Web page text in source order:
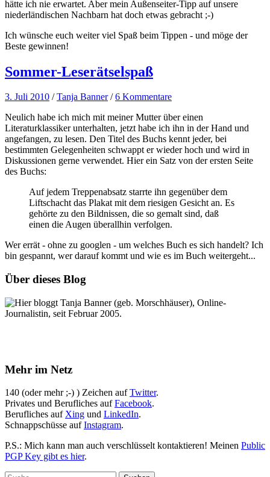
hätte ich nie erwartet. Aber mein Außenseiter-Tipp auf unsere
niederländischen Nachbarn hat doch etwas gebracht ;-)
Ich wünsche euch weiter viel Spaß beim Tippen - und möge der
Beste gewinnen!
Sommer-Leserätselspaß
3. Juli 2010 /Tanja Banner /6 Kommentare
Neulich habe ich mich mit meiner Mutter über einen
Literaturklassiker unterhalten, jetzt habe ich ihn in der Hand und
angefangen, zu lesen. Den Titel des Buchs kennt jeder, bei
bestimmten Gelegenheiten schwappt er wieder hoch und wird in
Diskussionen gerne verwendet. Hier ein Satz von der ersten Seite
des Buchs:
Auf jedem Treppenabsatz starrte ihn gegenüber dem
Liftschacht das Plakat mit dem riesigen Gesicht an. Es
gehörte zu den Bildnissen, die so gemalt sind, daß
einen die Augen überallhin verfolgen.
Wer errät - ohne zu googlen - um welches Buch es sich handelt? Ich
bin gespannt, wer darauf kommt und wie es im Buch weitergeht...
Über dieses Blog
Hier bloggt Tanja Banner (geb. Morschhäuser), Online-
Journalistin, seit Februar 2005.
Mehr im Netz
140 (oder mehr ;-) ) Zeichen aufTwitter.
Privates und Berufliches aufFacebook.
Berufliches auf Xing und LinkedIn.
Schnappschüsse aufInstagram.
P.S.: Mich kann man auch verschlüsselt kontaktieren! Meinen Public
PGP Key gibt es hier.